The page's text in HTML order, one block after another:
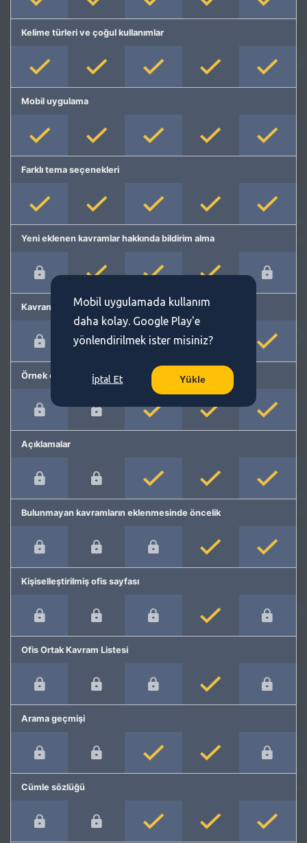
Kelime türleri ve çoğul kullanımlar
Mobil uygulama
Farklı tema seçenekleri
Yeni eklenen kavramlar hakkında bildirim alma
Kavram önerme
Örnek cümleler
Açıklamalar
Bulunmayan kavramların eklenmesinde öncelik
Kişiselleştirilmiş ofis sayfası
Ofis Ortak Kavram Listesi
Arama geçmişi
Cümle sözlüğü
Mobil uygulamada kullanım
daha kolay. Google Play'e
yönlendirilmek ister misiniz?
İptal Et Yükle